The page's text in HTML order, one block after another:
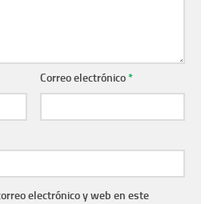
Correo electrónico*
electrónico y web en este